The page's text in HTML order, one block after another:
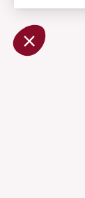
Notre